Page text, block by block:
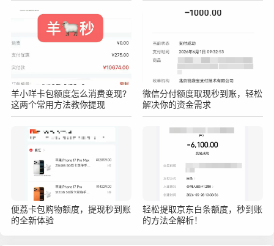
羊小咩卡包额度怎么消费变现?
这两个常用方法教你提现
微信分付额度取现秒到账，轻松
解决你的资金需求
便荔卡包购物额度，提现秒到账
的全新体验
轻松提取京东白条额度，秒到账
的方法全解析！